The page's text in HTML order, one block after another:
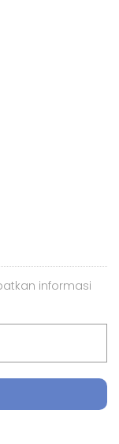
informasi